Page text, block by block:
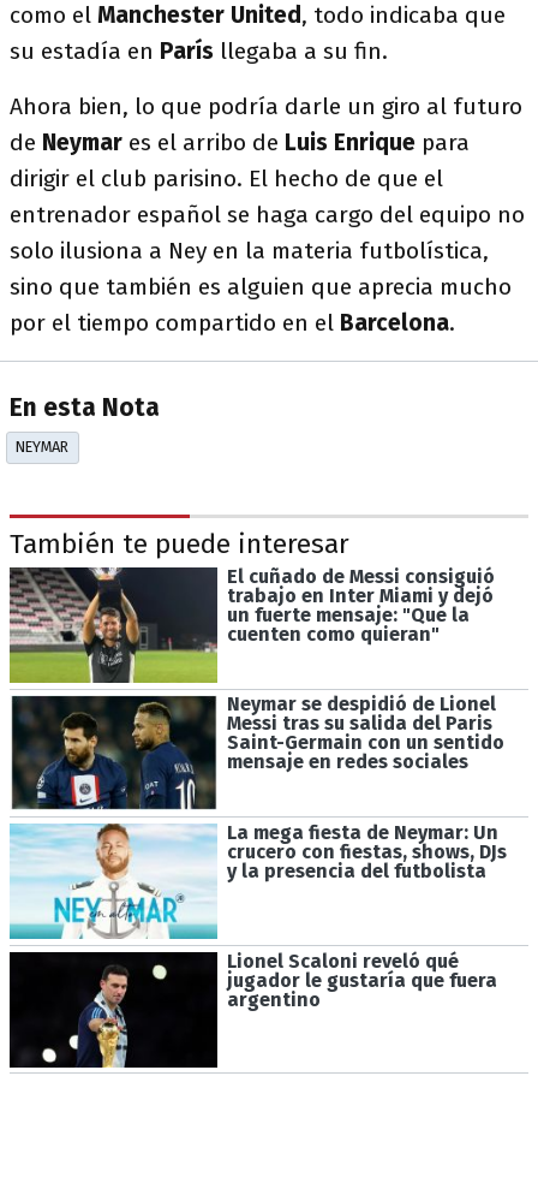
como el Manchester United, todo indicaba que
su estadía en París llegaba a su fin.
Ahora bien, lo que podría darle un giro al futuro
de Neymar es el arribo de Luis Enrique para
dirigir el club parisino. El hecho de que el
entrenador español se haga cargo del equipo no
solo ilusiona a Ney en la materia futbolística,
sino que también es alguien que aprecia mucho
por el tiempo compartido en el Barcelona.
En esta Nota
NEYMAR
También te puede interesar
El cuñado de Messi consiguió
trabajo en Inter Miami y dejó
un fuerte mensaje: "Que la
cuenten como quieran"
Neymar se despidió de Lionel
Messi tras su salida del Paris
Saint-Germain con un sentido
mensaje en redes sociales
La mega fiesta de Neymar: Un
crucero con fiestas, shows, DJs
y la presencia del futbolista
Lionel Scaloni reveló qué
jugador le gustaría que fuera
argentino